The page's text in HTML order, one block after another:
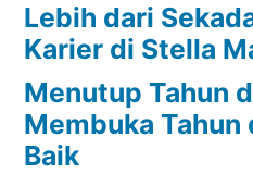
Lebih dari
Karier di Stella
Menutup Tahun
Membuka Tahun
Baik